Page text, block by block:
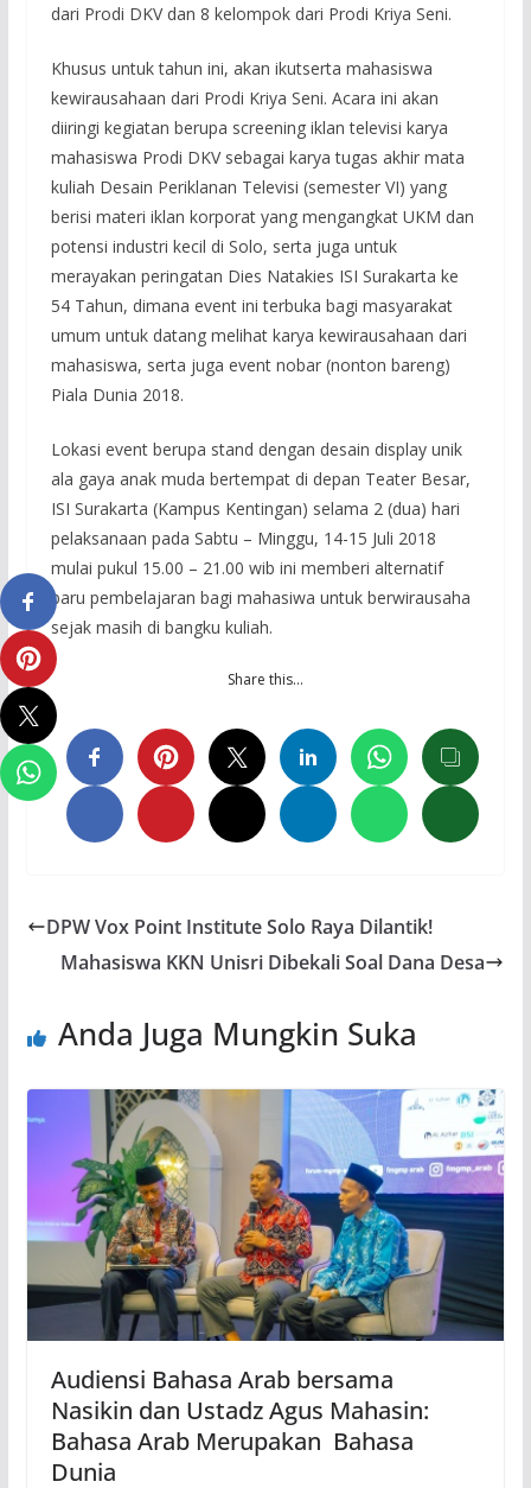
dari Prodi DKV dan 8 kelompok dari Prodi Kriya Seni.
Khusus untuk tahun ini, akan ikutserta mahasiswa
kewirausahaan dari Prodi Kriya Seni. Acara ini akan
diiringi kegiatan berupa screening iklan televisi karya
mahasiswa Prodi DKV sebagai karya tugas akhir mata
kuliah Desain Periklanan Televisi (semester VI) yang
berisi materi iklan korporat yang mengangkat UKM dan
potensi industri kecil di Solo, serta juga untuk
merayakan peringatan Dies Natakies ISI Surakarta ke
54 Tahun, dimana event ini terbuka bagi masyarakat
umum untuk datang melihat karya kewirausahaan dari
mahasiswa, serta juga event nobar (nonton bareng)
Piala Dunia 2018.
Lokasi event berupa stand dengan desain display unik
ala gaya anak muda bertempat di depan Teater Besar,
ISI Surakarta (Kampus Kentingan) selama 2 (dua) hari
pelaksanaan pada Sabtu – Minggu, 14-15 Juli 2018
mulai pukul 15.00 – 21.00 wib ini memberi alternatif
baru pembelajaran bagi mahasiwa untuk berwirausaha
sejak masih di bangku kuliah.
Share this…
DPW Vox Point Institute Solo Raya Dilantik!
Mahasiswa KKN Unisri Dibekali Soal Dana Desa
Anda Juga Mungkin Suka
Audiensi Bahasa Arab bersama
Nasikin dan Ustadz Agus Mahasin:
Bahasa Arab Merupakan Bahasa
Dunia